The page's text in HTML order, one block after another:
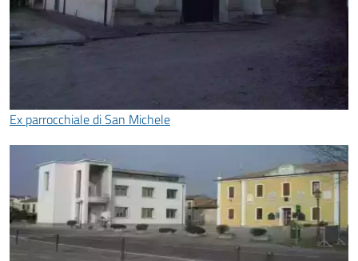
Ex parrocchiale di San Michele